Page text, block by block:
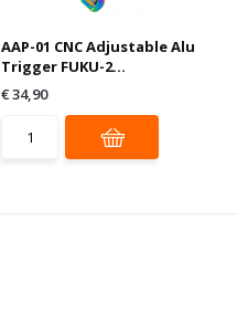
AAP-01 CNC Adjustable Alu
Trigger FUKU-2...
€ 34,90